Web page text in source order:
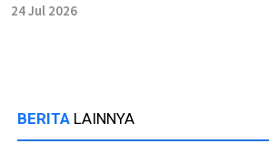
24 Jul 2026
BERITA LAINNYA